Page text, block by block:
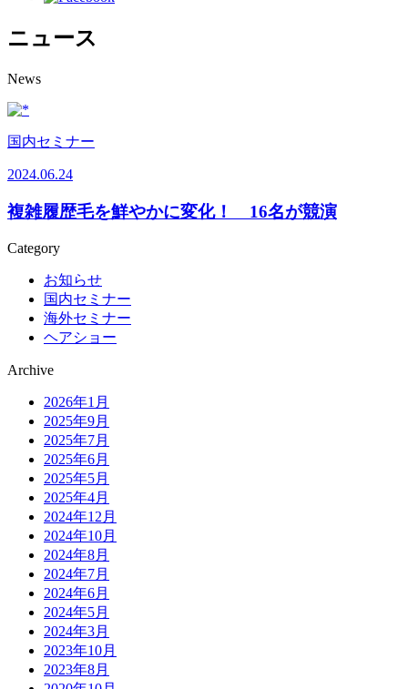
ニュース
News
国内セミナー
2024.06.24
複雑履歴毛を鮮やかに変化！ 16名が競演
Category
お知らせ
国内セミナー
海外セミナー
ヘアショー
Archive
2026年1月
2025年9月
2025年7月
2025年6月
2025年5月
2025年4月
2024年12月
2024年10月
2024年8月
2024年7月
2024年6月
2024年5月
2024年3月
2023年10月
2023年8月